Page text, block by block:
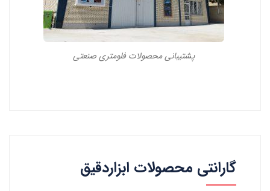
پشتیبانی محصولات فلومتری صنعتی
گارانتی محصولات ابزاردقیق